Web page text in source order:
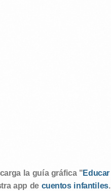
la guía gráfica "
app de cuentos infantiles.